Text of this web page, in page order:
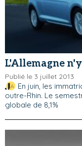
L'Allemagne
Publié le 3 juillet 2013
En juin, les
outre-Rhin. Le
globale de 8,1%